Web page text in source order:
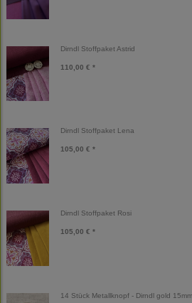
Dirndl Stoffpaket Astrid
110,00 € *
Dirndl Stoffpaket Lena
105,00 € *
Dirndl Stoffpaket Rosi
105,00 € *
14 Stück Metallknopf - Dirndl gold 15mm